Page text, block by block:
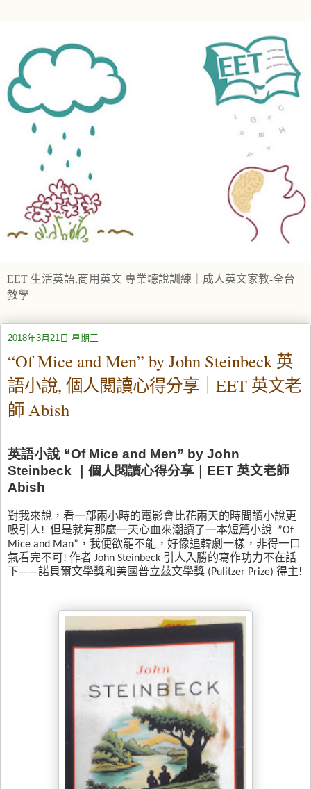
EET 生活英語,商用英文 專業聽說訓練｜成人英文家教-全台
教學
2018年3月21日 星期三
“Of Mice and Men” by John Steinbeck 英
語小說, 個人閱讀心得分享｜EET 英文老
師 Abish
英語小說 “Of Mice and Men” by John
Steinbeck ｜個人閱讀心得分享｜ EET 英文老師
Abish
對我來說，看一部兩小時的電影會比花兩天的時間讀小說更
吸引人! 但是就有那麼一天心血來潮讀了一本短篇小說 ”Of
Mice and Man” ，我便欲罷不能，好像追韓劇一樣，非得一口
氣看完不可 ! 作者 John Steinbeck 引人入勝的寫作功力不在話
下——諾貝爾文學獎和美國普立茲文學獎 (Pulitzer Prize) 得主!